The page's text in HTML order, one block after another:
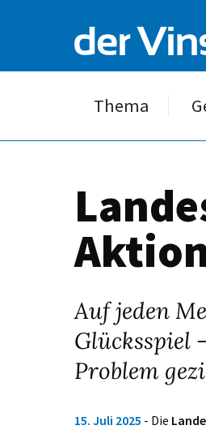
Thema
Auf jeden
Glücksspiel
Problem
15. Juli 2025 - Die